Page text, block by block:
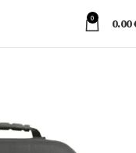
0 0.00